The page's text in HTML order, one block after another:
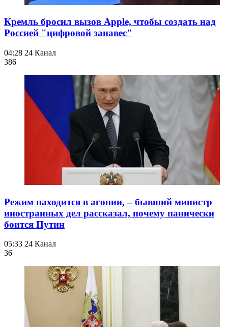
Кремль бросил вызов Apple, чтобы создать над
Россией "цифровой занавес"
04:28 24 Канал
386
Режим находится в агонии, – бывший министр
иностранных дел рассказал, почему панически
боится Путин
05:33 24 Канал
36